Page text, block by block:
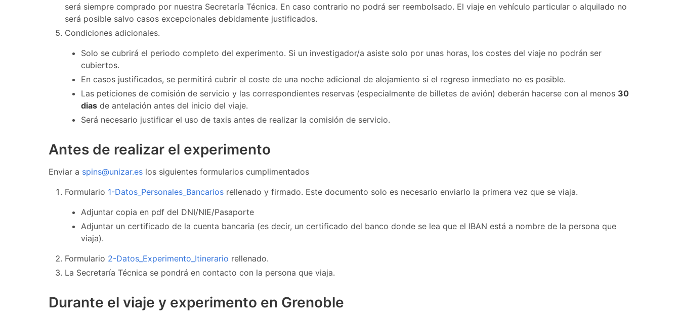
será siempre comprado por nuestra Secretaría Técnica. En caso contrario no podrá ser reembolsado. El viaje en vehículo particular o alquilado no
será posible salvo casos excepcionales debidamente justificados.
Condiciones adicionales.
Solo se cubrirá el periodo completo del experimento. Si un investigador/a asiste solo por unas horas, los costes del viaje no podrán ser
cubiertos.
En casos justificados, se permitirá cubrir el coste de una noche adicional de alojamiento si el regreso inmediato no es posible.
Las peticiones de comisión de servicio y las correspondientes reservas (especialmente de billetes de avión) deberán hacerse con al menos 30
dias de antelación antes del inicio del viaje.
Será necesario justificar el uso de taxis antes de realizar la comisión de servicio.
Antes de realizar el experimento
Enviar a spins@unizar.es los siguientes formularios cumplimentados
Formulario 1-Datos_Personales_Bancarios rellenado y firmado. Este documento solo es necesario enviarlo la primera vez que se viaja.
Adjuntar copia en pdf del DNI/NIE/Pasaporte
Adjuntar un certificado de la cuenta bancaria (es decir, un certificado del banco donde se lea que el IBAN está a nombre de la persona que
viaja).
Formulario 2-Datos_Experimento_Itinerario rellenado.
La Secretaría Técnica se pondrá en contacto con la persona que viaja.
Durante el viaje y experimento en Grenoble